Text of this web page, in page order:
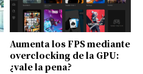
Aumenta los FPS mediante
overclocking de la GPU:
¿vale la pena?